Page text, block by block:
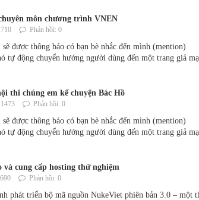
môn chương trình VNEN
Phản hồi: 0
được thông báo có bạn bè nhắc đến mình (mention)
tự động chuyển hướng người dùng đến một trang giả
thi chúng em kể chuyện Bác Hồ
Phản hồi: 0
được thông báo có bạn bè nhắc đến mình (mention)
tự động chuyển hướng người dùng đến một trang giả
cung cấp hosting thử nghiệm
Phản hồi: 0
phát triển bộ mã nguồn NukeViet phiên bản 3.0 – một